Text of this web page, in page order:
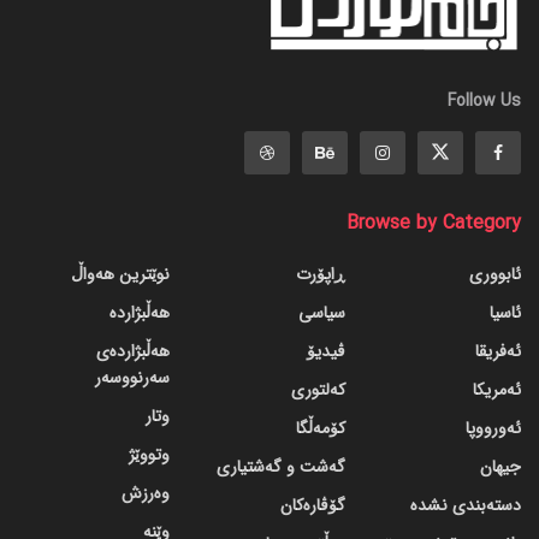
Follow Us
Browse by Category
ئابووری
ئاسیا
ئەفریقا
ئەمریکا
ئەورووپا
جیهان
دسته‌بندی نشده
ڕاپۆرت
سیاسی
ڤیدیۆ
کەلتوری
کۆمەڵگا
گه‌شت و گه‌شتیاری
گۆڤاره‌کان
نوێترین هەواڵ
هەڵبژاردە
هەڵبژاردەی
سەرنووسەر
وتار
وتووێژ
وەرزش
وێنە